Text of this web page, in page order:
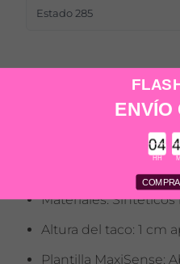
Estado 285
Zueco Marca
Materiales: Sintéticos
Altura del taco: 1 cm
Plantilla MaxiSense:
ENVÍO
HH